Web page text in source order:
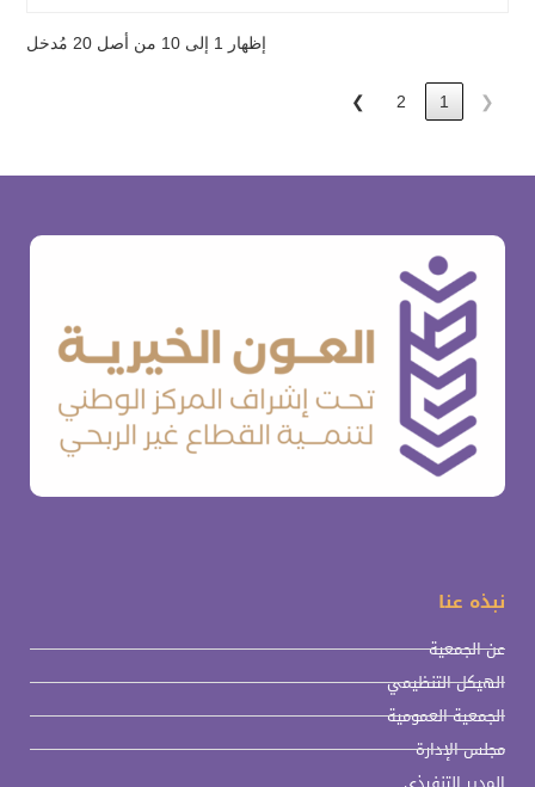
إظهار 1 إلى 10 من أصل 20 مُدخل
❮
1
2
❯
نبذه عنا
عن الجمعية
الهيكل التنظيمي
الجمعية العمومية
مجلس الإدارة